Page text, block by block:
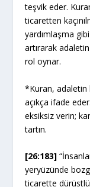
teşvik eder.
ticaretten
yardımlaşma
artırarak
rol oynar.
*Kuran, adaletin
açıkça ifade eder:
eksiksiz verin;
tartın.
[26:183]
yeryüzünde
ticarette